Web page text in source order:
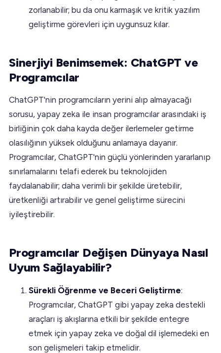
zorlanabilir; bu da onu karmaşık ve kritik yazılım
geliştirme görevleri için uygunsuz kılar.
Sinerjiyi Benimsemek: ChatGPT ve
Programcılar
ChatGPT'nin programcıların yerini alıp almayacağı
sorusu, yapay zeka ile insan programcılar arasındaki iş
birliğinin çok daha kayda değer ilerlemeler getirme
olasılığının yüksek olduğunu anlamaya dayanır.
Programcılar, ChatGPT'nin güçlü yönlerinden yararlanıp
sınırlamalarını telafi ederek bu teknolojiden
faydalanabilir; daha verimli bir şekilde üretebilir,
üretkenliği artırabilir ve genel geliştirme sürecini
iyileştirebilir.
Programcılar Değişen Dünyaya Nasıl
Uyum Sağlayabilir?
Sürekli Öğrenme ve Beceri Geliştirme:
Programcılar, ChatGPT gibi yapay zeka destekli
araçları iş akışlarına etkili bir şekilde entegre
etmek için yapay zeka ve doğal dil işlemedeki en
son gelişmeleri takip etmelidir.